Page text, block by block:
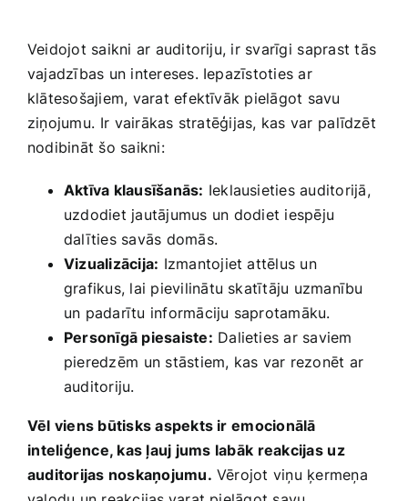
Sports, tūrisms un atpūta
TV un Sadzīves tehnika
Veidojot saikni ar auditoriju, ir svarīgi⁢ saprast⁣ tās
vajadzības un​ intereses. Iepazīstoties ar
klātesošajiem, varat efektīvāk pielāgot savu
ziņojumu.⁤ Ir ⁤vairākas stratēģijas,‍ kas var⁢ palīdzēt
nodibināt šo‌ saikni:
Aktīva klausīšanās: Ieklausieties auditorijā,
uzdodiet‌ jautājumus un ⁤dodiet iespēju
‍dalīties savās domās.
Vizualizācija: Izmantojiet attēlus​ un
‍grafikus, lai pievilinātu skatītāju​ uzmanību
un padarītu informāciju saprotamāku.
Personīgā piesaiste: Dalieties ar saviem
pieredzēm⁣ un stāstiem, kas ​var rezonēt ar
auditoriju.
Vēl viens būtisks aspekts ir⁢ emocionālā
⁣inteliģence, kas‌ ļauj jums ⁢labāk⁢ reakcijas ⁣uz
‍auditorijas noskaņojumu. Vērojot viņu ķermeņa